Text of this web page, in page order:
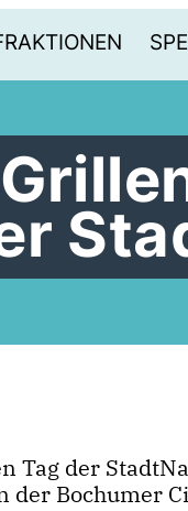
Tag der
der Bochumer